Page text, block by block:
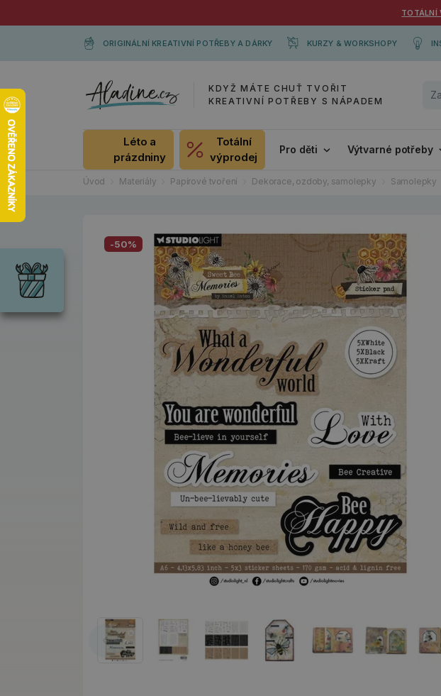
TOTÁLNÍ
ORIGINÁLNÍ KREATIVNÍ POTŘEBY A DÁRKY KURZY & WORKSHOPY
KDYŽ MÁTE CHUŤ TVOŘIT
KREATIVNÍ POTŘEBY S NÁPADEM
Léto a
prázdniny
Totální
výprodej
Pro děti Výtvarné potřeby
Úvod Materiály Papírové tvoření Dekorace, ozdoby, samolepky Samolepky
-50%
Dárky
Chci si vybrat